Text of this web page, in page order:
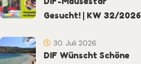
Gesucht! | KW 32/2026
DIF Wünscht Schöne
30. Juli 2026